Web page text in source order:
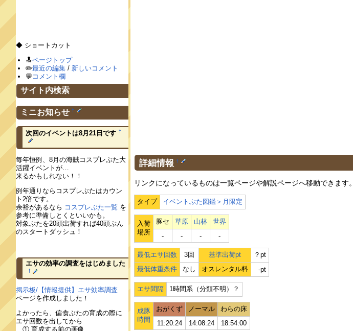
詳細情報 †
リンクになっているものは一覧ページや解説ページへ移動できます。
タイプ イベントぶた図鑑＞月限定
入荷
場所
豚セ 草原 山林
世界
‐
‐ ‐ ‐
最低エサ回数 3回 基準出荷pt
？pt
最低体重条件
なし オスレンタル料 -pt
エサ間隔 1時間系（分類不明）？
成豚
時間
おがくず ノーマル
わらの床
11:20:24
14:08:24 18:54:00
◆ ショートカット
🔝ページトップ
✏️最近の編集 / 新しいコメント
💬 コメント欄
サイト内検索
ミニお知らせ †
次回のイベントは8月21日です †
毎年恒例、8月の海賊コスプレぶた大
活躍イベントが…
来るかもしれない！！
例年通りならコスプレぶたはカウン
ト2倍です。
余裕があるなら コスプレぶた一覧 を
参考に準備しとくといいかも。
対象ぶたを20頭出荷すれば40頭ぶん
のスタートダッシュ！
エサの効率の調査をはじめました
†
掲示板/【情報提供】エサ効率調査
ページを作成しました！
よかったら、偏食ぶたの育成の際に
エサ回数を出してから
① 育成する前の画像